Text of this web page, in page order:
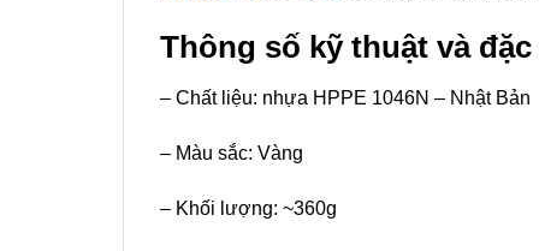
Thông số kỹ thuật và
– Chất liệu: nhựa HPPE 1046N – Nhật Bản
– Màu sắc: Vàng
– Khối lượng: ~360g